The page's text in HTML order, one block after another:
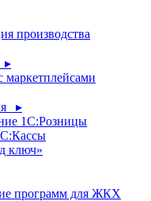
производства
▸
маркетплейсами
▸
1С:Розницы
ключ»
программ для ЖКХ